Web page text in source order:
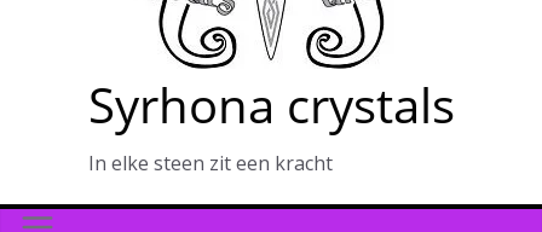
Syrhona crystals
In elke steen zit een kracht